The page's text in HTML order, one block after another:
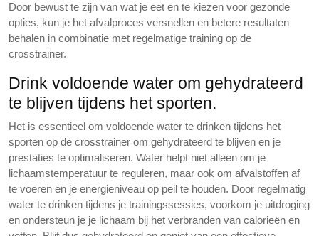
Door bewust te zijn van wat je eet en te kiezen voor gezonde
opties, kun je het afvalproces versnellen en betere resultaten
behalen in combinatie met regelmatige training op de
crosstrainer.
Drink voldoende water om gehydrateerd
te blijven tijdens het sporten.
Het is essentieel om voldoende water te drinken tijdens het
sporten op de crosstrainer om gehydrateerd te blijven en je
prestaties te optimaliseren. Water helpt niet alleen om je
lichaamstemperatuur te reguleren, maar ook om afvalstoffen af
te voeren en je energieniveau op peil te houden. Door regelmatig
water te drinken tijdens je trainingssessies, voorkom je uitdroging
en ondersteun je je lichaam bij het verbranden van calorieën en